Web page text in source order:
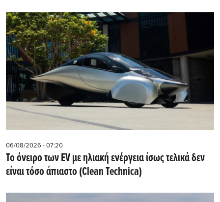
06/08/2026 - 07:20
Το όνειρο των EV με ηλιακή ενέργεια ίσως τελικά δεν
είναι τόσο άπιαστο (Clean Technica)